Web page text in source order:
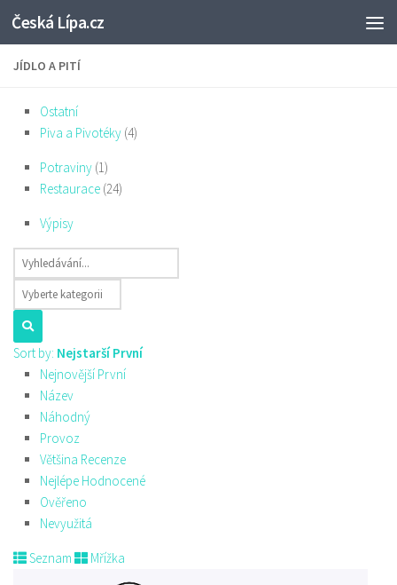
Skip to content
Česká Lípa.cz
JÍDLO A PITÍ
Ostatní
Piva a Pivotéky (4)
Potraviny (1)
Restaurace (24)
Výpisy
Sort by: Nejstarší První
Nejnovější První
Název
Náhodný
Provoz
Většina Recenze
Nejlépe Hodnocené
Ověřeno
Nevyužitá
Seznam Mřížka